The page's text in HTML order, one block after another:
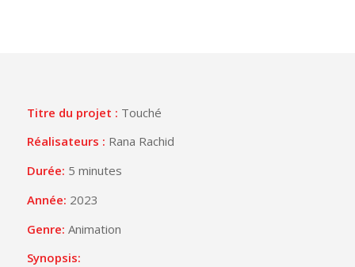
Titre du projet : Touché
Réalisateurs : Rana Rachid
Durée: 5 minutes
Année: 2023
Genre: Animation
Synopsis: